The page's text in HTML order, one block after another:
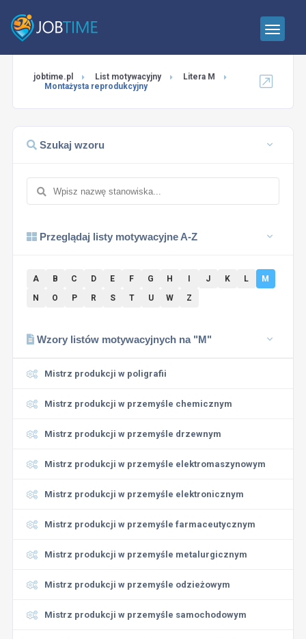
jobtime.pl List motywacyjny
Litera M
Montażysta reprodukcyjny
Szukaj wzoru
Przeglądaj listy motywacyjne A-Z
A B C D E F G H J K L
M
N
O P R S T U W Z
Wzory listów motywacyjnych na "M"
Mistrz produkcji w poligrafii
Mistrz produkcji w przemyśle chemicznym
Mistrz produkcji w przemyśle drzewnym
Mistrz produkcji w przemyśle elektromaszynowym
Mistrz produkcji w przemyśle elektronicznym
Mistrz produkcji w przemyśle farmaceutycznym
Mistrz produkcji w przemyśle metalurgicznym
Mistrz produkcji w przemyśle odzieżowym
Mistrz produkcji w przemyśle samochodowym